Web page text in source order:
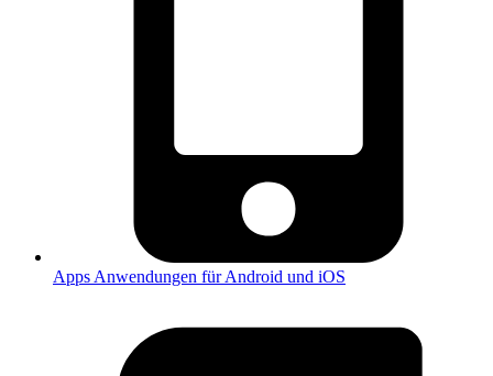
Apps Anwendungen für Android und iOS